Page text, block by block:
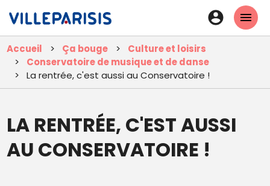
contenu
principal
En-
tête
-
Accueil Ça bouge
Culture et loisirs
Conservatoire de musique et de danse
La rentrée, c'est aussi au Conservatoire !
LA RENTRÉE, C'EST AUSSI
AU CONSERVATOIRE !